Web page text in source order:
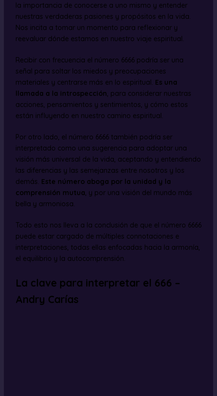
la importancia de conocerse a uno mismo y entender
nuestras verdaderas pasiones y propósitos en la vida.
Nos incita a tomar un momento para reflexionar y
reevaluar dónde estamos en nuestro viaje espiritual.
Recibir con frecuencia el número 6666 podría ser una
señal para soltar los miedos y preocupaciones
materiales y centrarse más en lo espiritual. Es una
llamada a la introspección , para considerar nuestras
acciones, pensamientos y sentimientos, y cómo estos
están influyendo en nuestro camino espiritual.
Por otro lado, el número 6666 también podría ser
interpretado como una sugerencia para adoptar una
visión más universal de la vida, aceptando y entendiendo
las diferencias y las semejanzas entre nosotros y los
demás. Este número aboga por la unidad y la
comprensión mutua , y por una visión del mundo más
bella y armoniosa.
Todo esto nos lleva a la conclusión de que el número 6666
puede estar cargado de múltiples connotaciones e
interpretaciones, todas ellas enfocadas hacia la armonía,
el equilibrio y la autocomprensión.
La clave para interpretar el 666 –
Andry Carías